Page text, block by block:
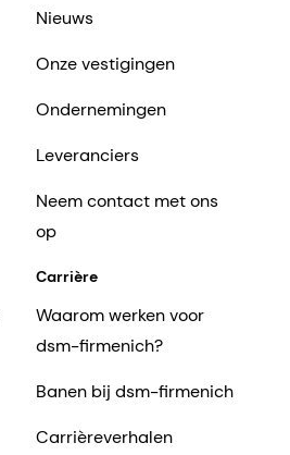
Nieuws
Onze vestigingen
Ondernemingen
Leveranciers
Neem contact met ons
op
Carrière
Waarom werken voor
dsm-firmenich?
Banen bij dsm-firmenich
Carrièreverhalen